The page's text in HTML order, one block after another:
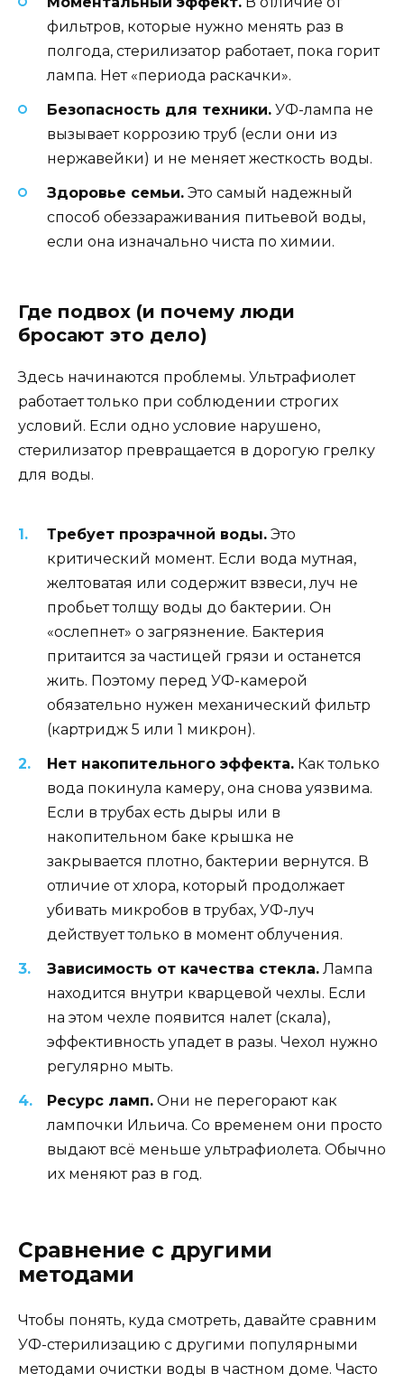
фильтров, которые нужно менять раз в
полгода, стерилизатор работает, пока горит
лампа. Нет «периода раскачки».
Безопасность для техники. УФ-лампа не
вызывает коррозию труб (если они из
нержавейки) и не меняет жесткость воды.
Здоровье семьи. Это самый надежный
способ обеззараживания питьевой воды,
если она изначально чиста по химии.
Где подвох (и почему люди
бросают это дело)
Здесь начинаются проблемы. Ультрафиолет
работает только при соблюдении строгих
условий. Если одно условие нарушено,
стерилизатор превращается в дорогую грелку
для воды.
Требует прозрачной воды. Это
критический момент. Если вода мутная,
желтоватая или содержит взвеси, луч не
пробьет толщу воды до бактерии. Он
«ослепнет» о загрязнение. Бактерия
притаится за частицей грязи и останется
жить. Поэтому перед УФ-камерой
обязательно нужен механический фильтр
(картридж 5 или 1 микрон).
Нет накопительного эффекта. Как только
вода покинула камеру, она снова уязвима.
Если в трубах есть дыры или в
накопительном баке крышка не
закрывается плотно, бактерии вернутся. В
отличие от хлора, который продолжает
убивать микробов в трубах, УФ-луч
действует только в момент облучения.
Зависимость от качества стекла. Лампа
находится внутри кварцевой чехлы. Если
на этом чехле появится налет (скала),
эффективность упадет в разы. Чехол нужно
регулярно мыть.
Ресурс ламп. Они не перегорают как
лампочки Ильича. Со временем они просто
выдают всё меньше ультрафиолета. Обычно
их меняют раз в год.
Сравнение с другими
методами
Чтобы понять, куда смотреть, давайте сравним
УФ-стерилизацию с другими популярными
методами очистки воды в частном доме. Часто